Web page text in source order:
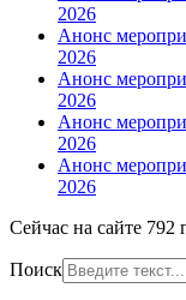
2026
Анонс
2026
Анонс
2026
Анонс
2026
Анонс
2026
Сейчас на сайте 792
Поиск